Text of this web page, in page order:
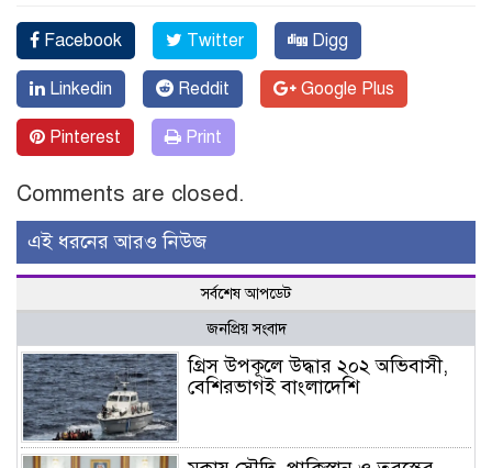
Facebook Twitter Digg
Linkedin Reddit Google Plus
Pinterest Print
Comments are closed.
এই ধরনের আরও নিউজ
সর্বশেষ আপডেট
জনপ্রিয় সংবাদ
গ্রিস উপকূলে উদ্ধার ২০২ অভিবাসী,
বেশিরভাগই বাংলাদেশি